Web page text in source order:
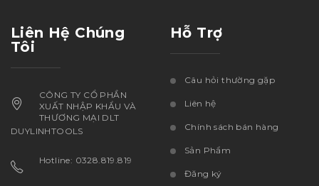
Liên Hệ Chúng
Tôi
CÔNG TY CỔ PHẦN
XUẤT NHẬP KHẨU VÀ
THƯƠNG MẠI DLT
DUYLINHTOOLS
Hotline: 0328.819.819
Hỗ Trợ
Câu hỏi thường gặp
Liên hệ
Chính sách bán hàng
Sản Phẩm
Đăng ký